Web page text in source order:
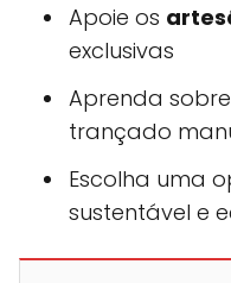
Apoie os
exclusivas
Aprenda
trançado
Escolha uma
sustentável e